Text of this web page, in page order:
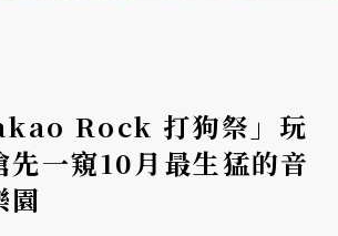
Rock 打狗祭」玩
先一窺10月最生猛的音
園